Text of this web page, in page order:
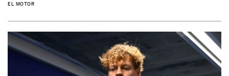
EL MOTOR